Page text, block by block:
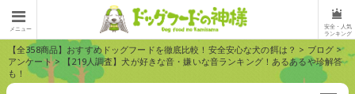
メニュー
安全・人気
ランキング
【全358商品】おすすめドッグフードを徹底比較！安全安心な犬の餌は？ > ブログ >
アンケート>
【219人調査】犬が好きな音・嫌いな音ランキング！あるあるや珍解答
も！